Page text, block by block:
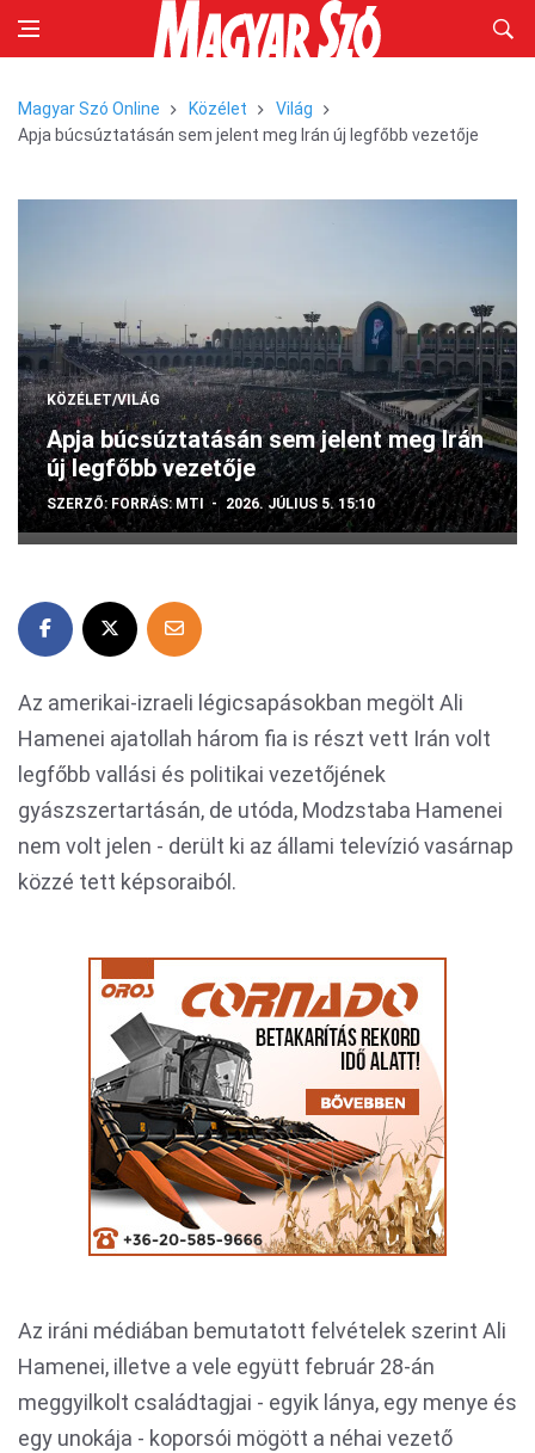
Magyar Szó Online Közélet
Világ
Apja búcsúztatásán sem jelent meg Irán új legfőbb vezetője
KÖZÉLET/VILÁG
Apja búcsúztatásán sem jelent meg Irán
új legfőbb vezetője
SZERZŐ: FORRÁS: MTI 2026. JÚLIUS 5. 15:10
Az amerikai-izraeli légicsapásokban megölt Ali
Hamenei ajatollah három fia is részt vett Irán volt
legfőbb vallási és politikai vezetőjének
gyászszertartásán, de utóda, Modzstaba Hamenei
nem volt jelen - derült ki az állami televízió vasárnap
közzé tett képsoraiból.
Az iráni médiában bemutatott felvételek szerint Ali
Hamenei, illetve a vele együtt február 28-án
meggyilkolt családtagjai - egyik lánya, egy menye és
egy unokája - koporsói mögött a néhai vezető